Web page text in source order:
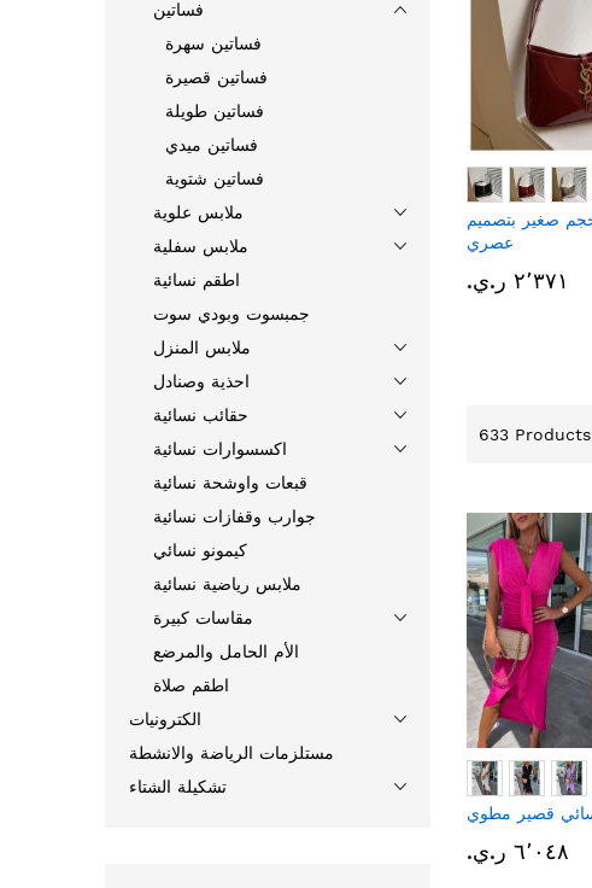
صغير بتصميم
عصري
٢٬٣٧١ ر.ي.‏
633
قصير مطوي
٦٬٠٤٨ ر.ي.‏
فساتين
فساتين سهرة
فساتين قصيرة
فساتين طويلة
فساتين ميدي
فساتين شتوية
ملابس علوية
ملابس سفلية
اطقم نسائية
جمبسوت وبودي سوت
ملابس المنزل
احذية وصنادل
حقائب نسائية
اكسسوارات نسائية
قبعات واوشحة نسائية
جوارب وقفازات نسائية
كيمونو نسائي
ملابس رياضية نسائية
مقاسات كبيرة
الأم الحامل والمرضع
اطقم صلاة
الكترونيات
مستلزمات الرياضة والانشطة
تشكيلة الشتاء